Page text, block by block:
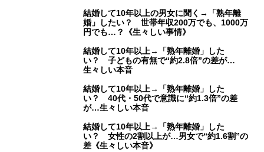
結婚して10年以上の男女に聞く→「熟年離
婚」したい？ 世帯年収200万でも、1000万
円でも…？《生々しい事情》
結婚して10年以上→「熟年離婚」した
い？ 子どもの有無で“約2.8倍”の差が…
生々しい本音
結婚して10年以上→「熟年離婚」した
い？ 40代・50代で意識に“約1.3倍”の差
が…生々しい本音
結婚して10年以上→「熟年離婚」した
い？ 女性の2割以上が…男女で“約1.6割”の
差《生々しい本音》